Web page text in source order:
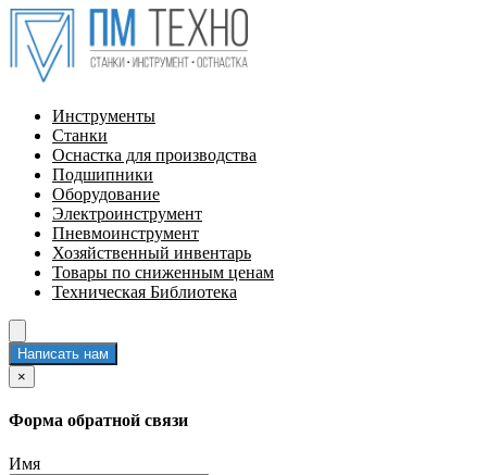
Инструменты
Станки
Оснастка для производства
Подшипники
Оборудование
Электроинструмент
Пневмоинструмент
Хозяйственный инвентарь
Товары по сниженным ценам
Техническая Библиотека
Написать нам
×
Форма обратной связи
Имя